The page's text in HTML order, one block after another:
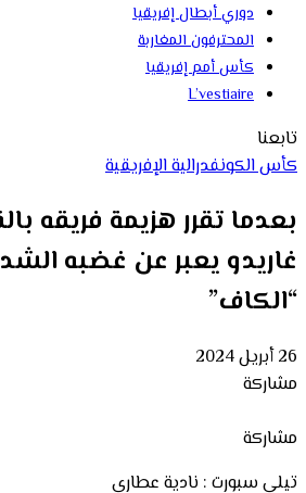
دوري أبطال إفريقيا
المحترفون المغاربة
كأس أمم إفريقيا
L’vestiaire
تابعنا
كأس الكونفدرالية الإفريقية
بعدما تقرر هزيمة فريقه
غاريدو يعبر عن غضبه
“الكاف”
26 أبريل 2024
مشاركة
مشاركة
تيلي سبورت : نادية عطاري